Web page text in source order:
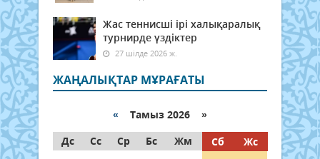
Жас теннисші ірі халықаралық
турнирде үздіктер
27 шілде 2026 ж.
ЖАҢАЛЫҚТАР МҰРАҒАТЫ
« Тамыз 2026 »
Дс
Сс Ср Бс Жм Сб
Жс